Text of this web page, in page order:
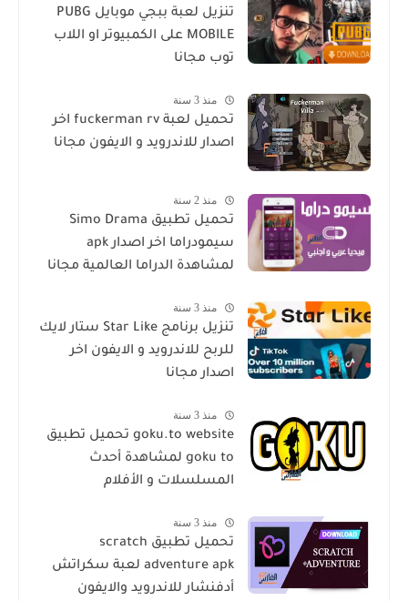
تنزيل لعبة ببجي موبايل PUBG
MOBILE على الكمبيوتر او اللاب
توب مجانا
منذ 3 سنة
تحميل لعبة fuckerman rv اخر
اصدار للاندرويد و الايفون مجانا
منذ 2 سنة
تحميل تطبيق Simo Drama
سيمودراما اخر اصدار apk
لمشاهدة الدراما العالمية مجانا
منذ 3 سنة
تنزيل برنامج Star Like ستار لايك
للربح للاندرويد و الايفون اخر
اصدار مجانا
منذ 3 سنة
goku.to website تحميل تطبيق
goku to لمشاهدة أحدث
المسلسلات و الأفلام
منذ 3 سنة
تحميل تطبيق scratch
adventure apk لعبة سكراتش
أدفنشار للاندرويد والايفون